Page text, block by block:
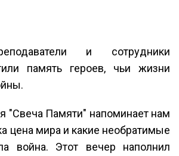
и сотрудники
память героев, чьи жизни
"Свеча Памяти" напоминает нам
цена мира и какие необратимые
война. Этот вечер наполнил